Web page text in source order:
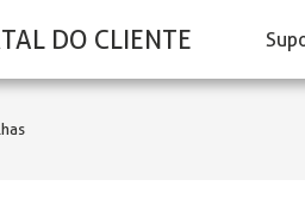
DO CLIENTE